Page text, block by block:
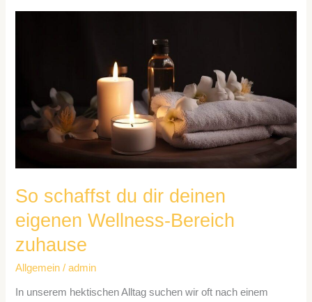
So schaffst du dir deinen
eigenen Wellness-Bereich
zuhause
Allgemein /admin
In unserem hektischen Alltag suchen wir oft nach einem
eigenen
Wellness-
Bereich
zuhause